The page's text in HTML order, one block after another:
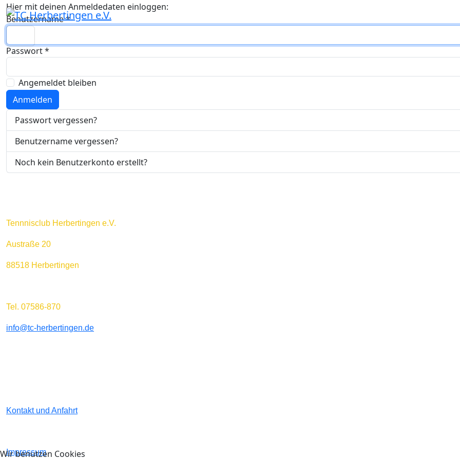
Hier mit deinen Anmeldedaten einloggen:
Benutzername*
Passwort*
Angemeldet bleiben
Anmelden
Passwort vergessen?
Benutzername vergessen?
Noch kein Benutzerkonto erstellt?
Tennnisclub Herbertingen e.V.
Austraße 20
88518 Herbertingen
Tel. 07586-870
info@tc-herbertingen.de
Kontakt und Anfahrt
Impressum
Wir benutzen Cookies